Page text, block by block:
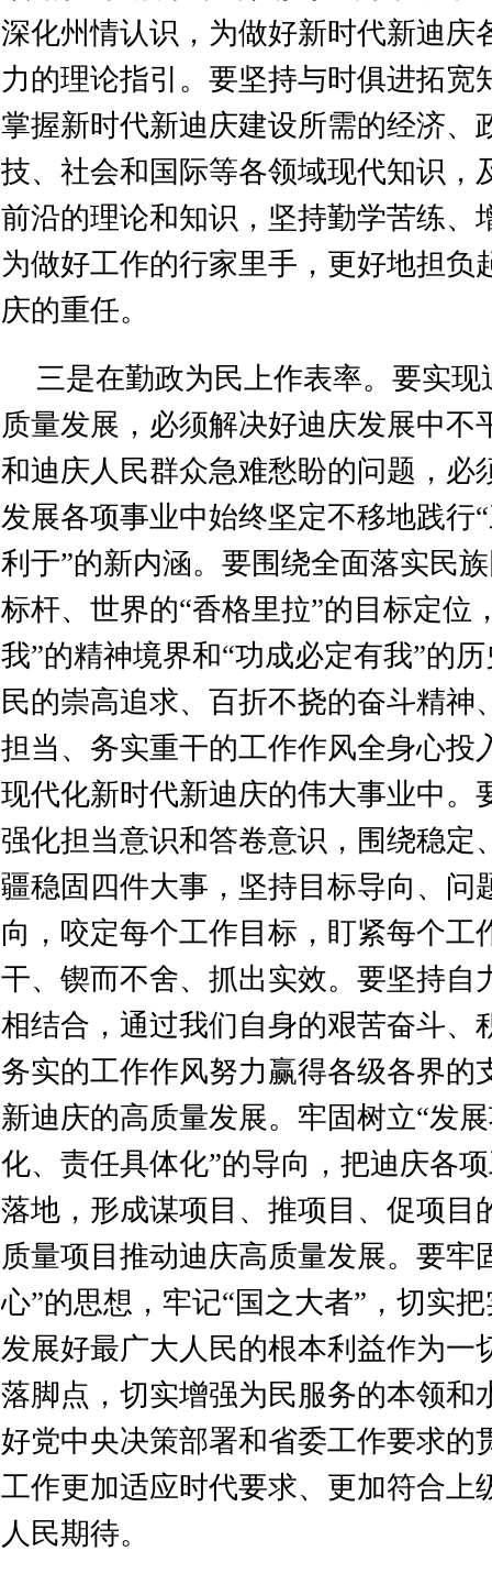
深化州情认识，为做好新时代新迪庆
力的理论指引。要坚持与时俱进拓宽
掌握新时代新迪庆建设所需的经济、
技、社会和国际等各领域现代知识，
前沿的理论和知识，坚持勤学苦练、
为做好工作的行家里手，更好地担负
庆的重任。
三是在勤政为民上作表率。要实
质量发展，必须解决好迪庆发展中不
和迪庆人民群众急难愁盼的问题，必
发展各项事业中始终坚定不移地践行
利于”的新内涵。要围绕全面落实民
标杆、世界的“香格里拉”的目标定位
我”的精神境界和“功成必定有我”的
民的崇高追求、百折不挠的奋斗精神
担当、务实重干的工作作风全身心投
现代化新时代新迪庆的伟大事业中。
强化担当意识和答卷意识，围绕稳定
疆稳固四件大事，坚持目标导向、问
向，咬定每个工作目标，盯紧每个工
干、锲而不舍、抓出实效。要坚持自
相结合，通过我们自身的艰苦奋斗、
务实的工作作风努力赢得各级各界的
新迪庆的高质量发展。牢固树立“发
化、责任具体化”的导向，把迪庆各
落地，形成谋项目、推项目、促项目
质量项目推动迪庆高质量发展。要牢
心”的思想，牢记“国之大者”，切实
发展好最广大人民的根本利益作为一
落脚点，切实增强为民服务的本领和
好党中央决策部署和省委工作要求的
工作更加适应时代要求、更加符合上
人民期待。